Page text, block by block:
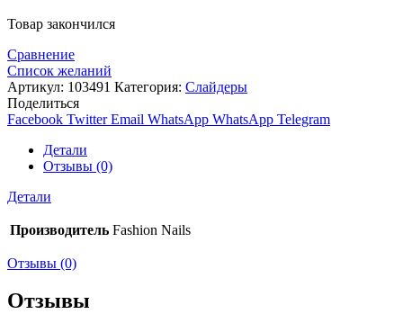
Товар закончился
Сравнение
Список желаний
Артикул: 103491 Категория: Слайдеры
Поделиться
Facebook Twitter Email WhatsApp WhatsApp Telegram
Детали
Отзывы (0)
Детали
Производитель Fashion Nails
Отзывы (0)
Отзывы